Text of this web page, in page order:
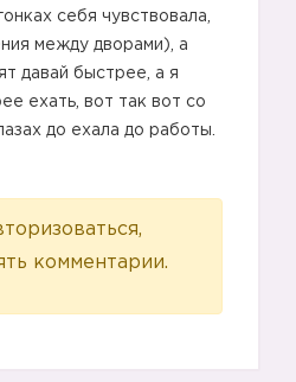
себя чувствовала,
между дворами), а
давай быстрее, а я
ехать, вот так вот со
до ехала до работы.
комментарии.